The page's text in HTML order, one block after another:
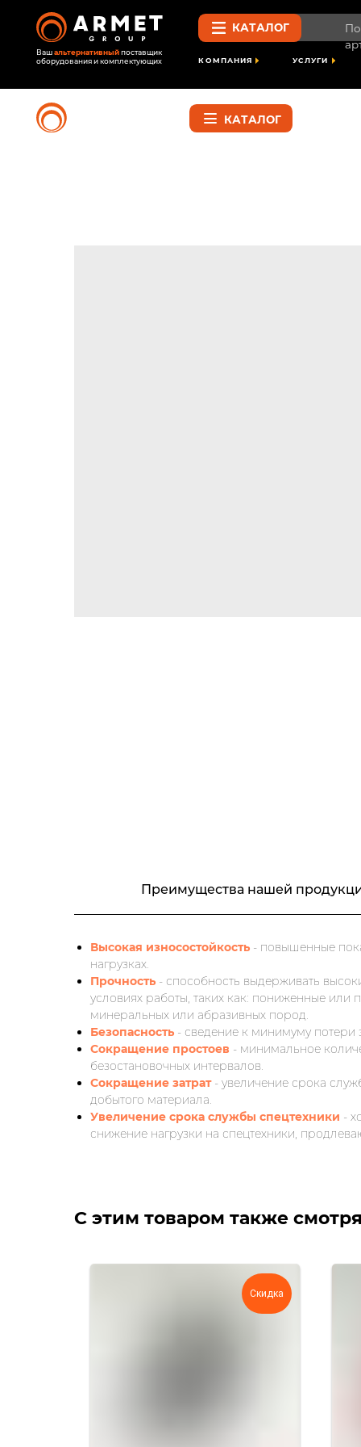
оборудования и комплектующих
Поиск по
артикулу
КАТАЛОГ
КАТАЛОГ
Преимущества нашей
Высокая износостойкость - повышенные
нагрузках.
Прочность - способность выдерживать
условиях работы, таких как: пониженные
минеральных или абразивных пород.
Безопасность - сведение к минимуму потери
Сокращение простоев - минимальное
безостановочных интервалов.
Сокращение затрат - увеличение срока
добытого материала.
Увеличение срока службы спецтехники -
снижение нагрузки на спецтехники,
С этим товаром также
Скидка